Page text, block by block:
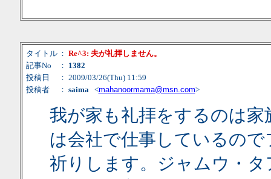
タイトル ： Re^3: 夫が礼拝しません。
記事No
： 1382
投稿日
： 2009/03/26(Thu) 11:59
投稿者
： saima<mahanoormama@msn.com>
我が家も礼拝をするのは
は会社で仕事しているの
祈りします。ジャムウ・